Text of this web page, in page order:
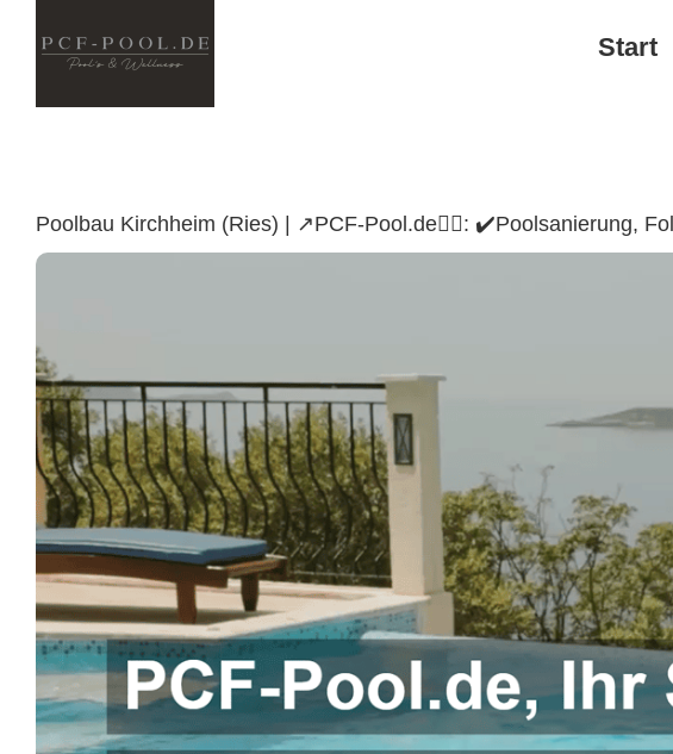
Start
Poolbau Kirchheim (Ries) | ↗️PCF-Pool.de🏊🏼: ✔️Poolsanierung,